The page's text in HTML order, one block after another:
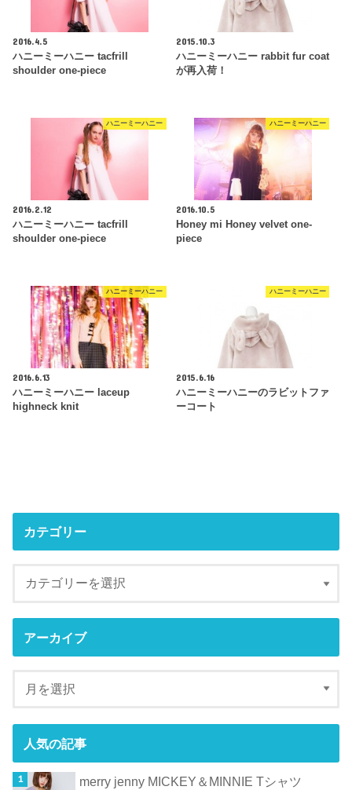
2016.4.5
ハニーミーハニー tacfrill
shoulder one-piece
2015.10.3
ハニーミーハニー rabbit fur coat
が再入荷！
ハニーミーハニー
2016.2.12
ハニーミーハニー tacfrill
shoulder one-piece
ハニーミーハニー
2016.10.5
Honey mi Honey velvet one-
piece
ハニーミーハニー
2016.6.13
ハニーミーハニー laceup
highneck knit
ハニーミーハニー
2015.6.16
ハニーミーハニーのラビットファ
ーコート
カテゴリー
アーカイブ
人気の記事
merry jenny MICKEY＆MINNIE Tシャツ